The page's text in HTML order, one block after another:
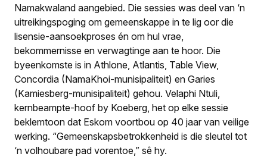
Namakwaland aangebied. Die sessies was deel van ‘n
uitreikingspoging om gemeenskappe in te lig oor die
lisensie-aansoekproses én om hul vrae,
bekommernisse en verwagtinge aan te hoor. Die
byeenkomste is in Athlone, Atlantis, Table View,
Concordia (NamaKhoi-munisipaliteit) en Garies
(Kamiesberg-munisipaliteit) gehou. Velaphi Ntuli,
kernbeampte-hoof by Koeberg, het op elke sessie
beklemtoon dat Eskom voortbou op 40 jaar van veilige
werking. “Gemeenskapsbetrokkenheid is die sleutel tot
‘n volhoubare pad vorentoe,” sê hy.